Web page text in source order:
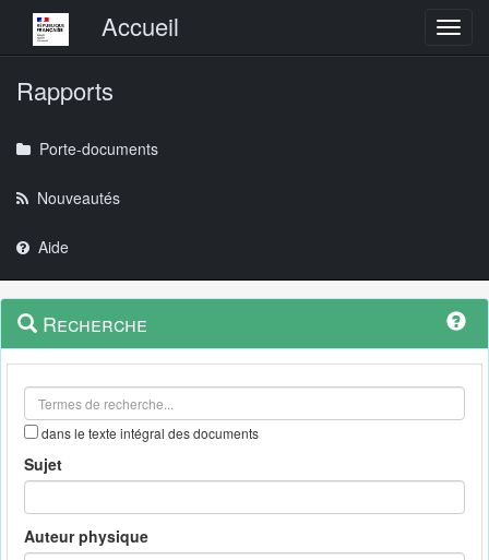
Menu principalAccueil
Rapports
Porte-documents
Nouveautés
Aide
Navigation
outils
Menu
contextuel
Recherche
dans le texte intégral des documents
Sujet
Auteur physique